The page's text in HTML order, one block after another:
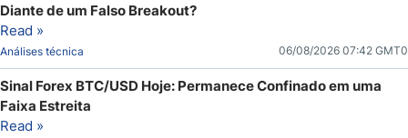
Diante de um Falso Breakout?
Read »
Sinal Forex BTC/USD Hoje: Permanece Confinado em uma
Faixa Estreita
Read »
Análises técnica 06/08/2026 07:42 GMT0